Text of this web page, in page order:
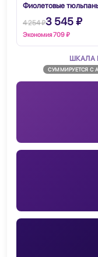
Фиолетовые
4 254 ₽3 545 ₽
Экономия 709 ₽
ШКАЛА
СУММИРУЕТСЯ С